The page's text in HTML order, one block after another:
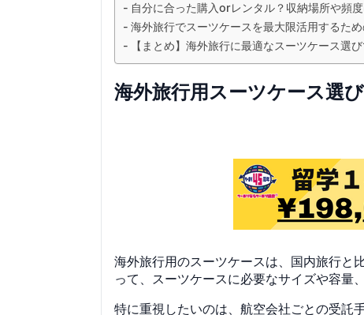
自分に合った購入orレンタル？収納場所や頻
海外旅行でスーツケースを最大限活用するた
【まとめ】海外旅行に最適なスーツケース選
海外旅行用スーツケース選
海外旅行用のスーツケースは、国内旅行と
って、スーツケースに必要なサイズや容量
特に重視したいのは、航空会社ごとの受託